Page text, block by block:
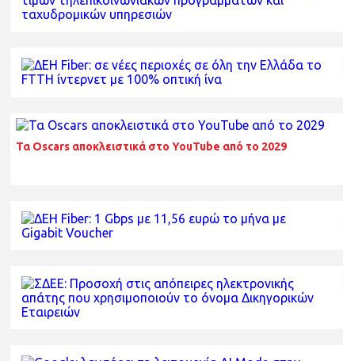
Τα Oscars αποκλειστικά στο YouTube από το 2029